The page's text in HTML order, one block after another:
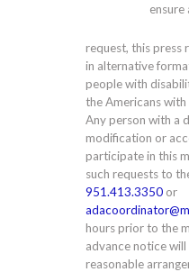
request, this press
in alternative
people with
the Americans
Any person with a
modification or
participate in this
such requests to
951.413.3350 or
hours prior to the
advance notice
reasonable